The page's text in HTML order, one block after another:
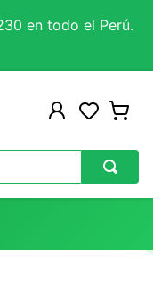
en todo el Perú.